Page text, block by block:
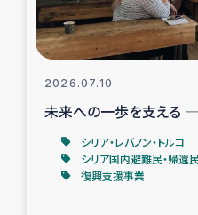
2026.07.10
未来への一歩を支える
シリア・レバノン・トルコ
シリア国内避難民・帰還
復興支援事業